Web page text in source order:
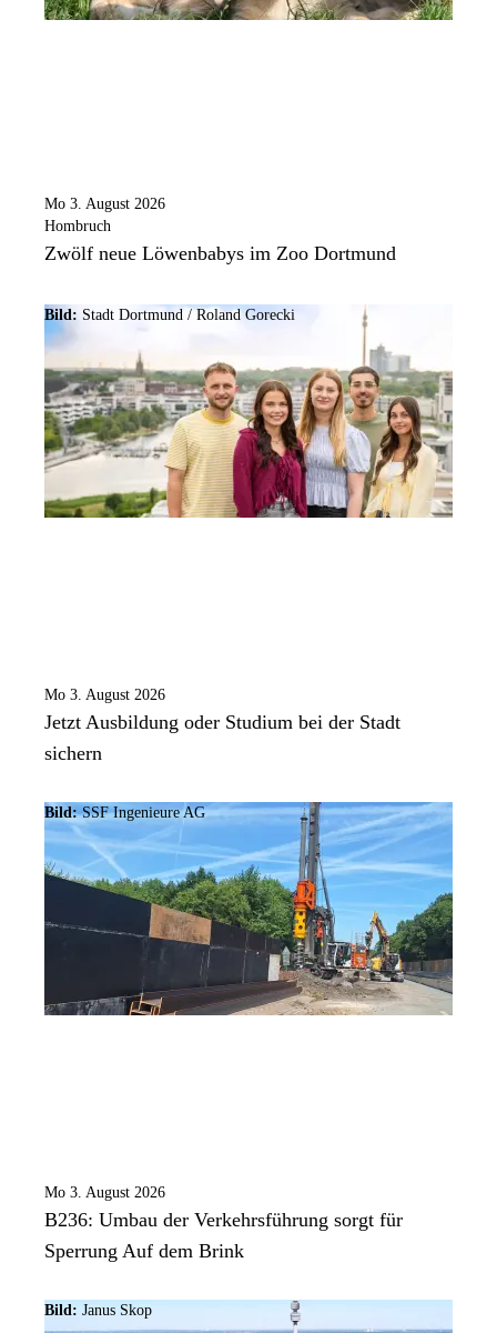
Mo 3. August 2026
Hombruch
Zwölf neue Löwenbabys im Zoo Dortmund
Bild: Stadt Dortmund / Roland Gorecki
Mo 3. August 2026
Jetzt Ausbildung oder Studium bei der Stadt
sichern
Bild: SSF Ingenieure AG
Mo 3. August 2026
B236: Umbau der Verkehrsführung sorgt für
Sperrung Auf dem Brink
Bild: Janus Skop